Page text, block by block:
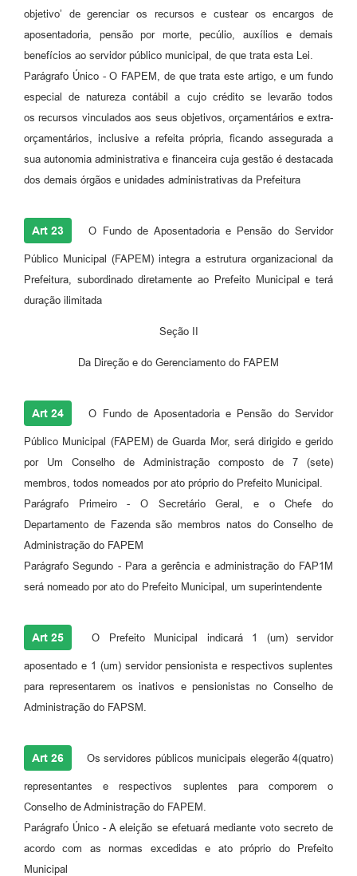
objetivo’ de gerenciar os recursos e custear os encargos de
aposentadoria, pensão por morte, pecúlio, auxílios e demais
benefícios ao servidor público municipal, de que trata esta Lei.
Parágrafo Único - O FAPEM, de que trata este artigo, e um fundo
especial de natureza contábil a cujo crédito se levarão todos
os recursos vinculados aos seus objetivos, orçamentários e extra-
orçamentários, inclusive a refeita própria, ficando assegurada a
sua autonomia administrativa e financeira cuja gestão é destacada
dos demais órgãos e unidades administrativas da Prefeitura
Art 23 O Fundo de Aposentadoria e Pensão do Servidor
Público Municipal (FAPEM) integra a estrutura organizacional da
Prefeitura, subordinado diretamente ao Prefeito Municipal e terá
duração ilimitada
Seção II
Da Direção e do Gerenciamento do FAPEM
Art 24 O Fundo de Aposentadoria e Pensão do Servidor
Público Municipal (FAPEM) de Guarda Mor, será dirigido e gerido
por Um Conselho de Administração composto de 7 (sete)
membros, todos nomeados por ato próprio do Prefeito Municipal.
Parágrafo Primeiro - O Secretário Geral, e o Chefe do
Departamento de Fazenda são membros natos do Conselho de
Administração do FAPEM
Parágrafo Segundo - Para a gerência e administração do FAP1M
será nomeado por ato do Prefeito Municipal, um superintendente
Art 25 O Prefeito Municipal indicará 1 (um) servidor
aposentado e 1 (um) servidor pensionista e respectivos suplentes
para representarem os inativos e pensionistas no Conselho de
Administração do FAPSM.
Art 26 Os servidores públicos municipais elegerão 4(quatro)
representantes e respectivos suplentes para comporem o
Conselho de Administração do FAPEM.
Parágrafo Único - A eleição se efetuará mediante voto secreto de
acordo com as normas excedidas e ato próprio do Prefeito
Municipal